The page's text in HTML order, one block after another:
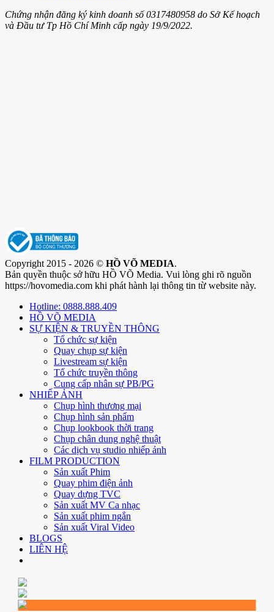
Chứng nhận đăng ký kinh doanh số 0317480958 do Sở Kế hoạch
và Đầu tư Tp Hồ Chí Minh cấp ngày 19/9/2022.
Copyright 2015 - 2026 © HỒ VÕ MEDIA.
Bản quyền thuộc sở hữu HỒ VÕ Media. Vui lòng ghi rõ nguồn
https://hovomedia.com khi phát hành lại thông tin từ website này.
Hotline: 0888.888.409
HỒ VÕ MEDIA
SỰ KIỆN & TRUYỀN THÔNG
Tổ chức sự kiện
Quay chụp sự kiện
Livestream sự kiện
Tổ chức truyền thông
Cung cấp nhân sự PB/PG
NHIẾP ẢNH
Chụp hình thương mại
Chụp hình sản phẩm
Chụp lookbook thời trang
Chụp chân dung nghệ thuật
Các dịch vụ studio nhiếp ảnh
FILM PRODUCTION
Sản xuất Phim
Quay phim điện ảnh
Quay dựng TVC
Sản xuất MV Ca nhạc
Sản xuất phim ngắn
Sản xuất Viral Video
BLOGS
LIÊN HỆ